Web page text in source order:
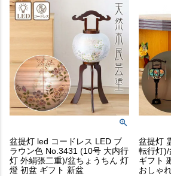
盆提灯 led コードレス LED ブ
ラウン色 No.3431 (10号 大内行
灯 外絹張二重)/盆ちょうちん 灯
燈 初盆 ギフト 新盆
盆提灯
転行灯)/
ギフト
おしゃ